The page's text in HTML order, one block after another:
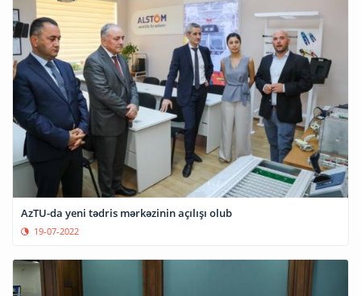
AzTU-da yeni tədris mərkəzinin açılışı olub
19-07-2022